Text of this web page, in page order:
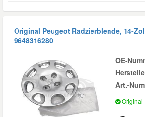
Original Peugeot Radzierblende, 14-
9648316280
OE-
Art.-
Original
Lancia Ersatzteile
Mazda Ersatzteile
Mercedes Ersatzteile